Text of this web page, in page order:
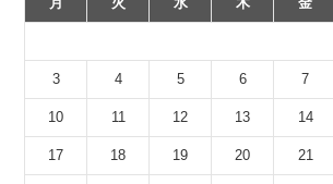
3 4 5 6 7
10 11 12 13 14
17 18 19 20 21